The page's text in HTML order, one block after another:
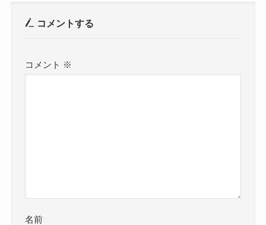
コメントする
コメント ※
名前